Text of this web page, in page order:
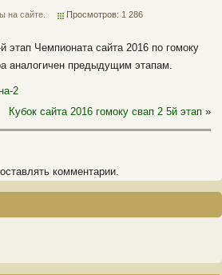
на сайте Просмотров: 1 286
этап Чемпионата сайта 2016 по гомоку
аналогичен предыдущим этапам.
2
Кубок сайта 2016 гомоку свап 2 5й этап »
комментарии.